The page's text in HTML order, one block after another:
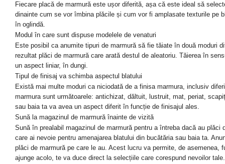
Fiecare placă de marmură este ușor diferită, așa că este ideal să
dinainte cum se vor îmbina plăcile și cum vor fi amplasate texturile pe
în oglindă.
Modul în care sunt dispuse modelele de venaturi
Este posibil ca anumite tipuri de marmură să fie tăiate în două moduri
rezultat plăci de marmură care arată destul de aleatoriu. Tăierea în
un aspect liniar, în dungi.
Tipul de finisaj va schimba aspectul blatului
Există mai multe moduri ca niciodată de a finisa marmura, inclusiv
marmura sunt următoarele: antichizat, dăltuit, lustruit, mat, periat,
sau baia ta va avea un aspect diferit în funcție de finisajul ales.
Sună la magazinul de marmură înainte de vizită
Sună în prealabil magazinul de marmură pentru a întreba dacă au
care ai nevoie pentru amenajarea blatului din bucătăria sau baia ta.
plăci de marmură pe care le au. Acest lucru va permite, de
ajunge acolo, te va duce direct la selecțiile care corespund nevoilor tale.